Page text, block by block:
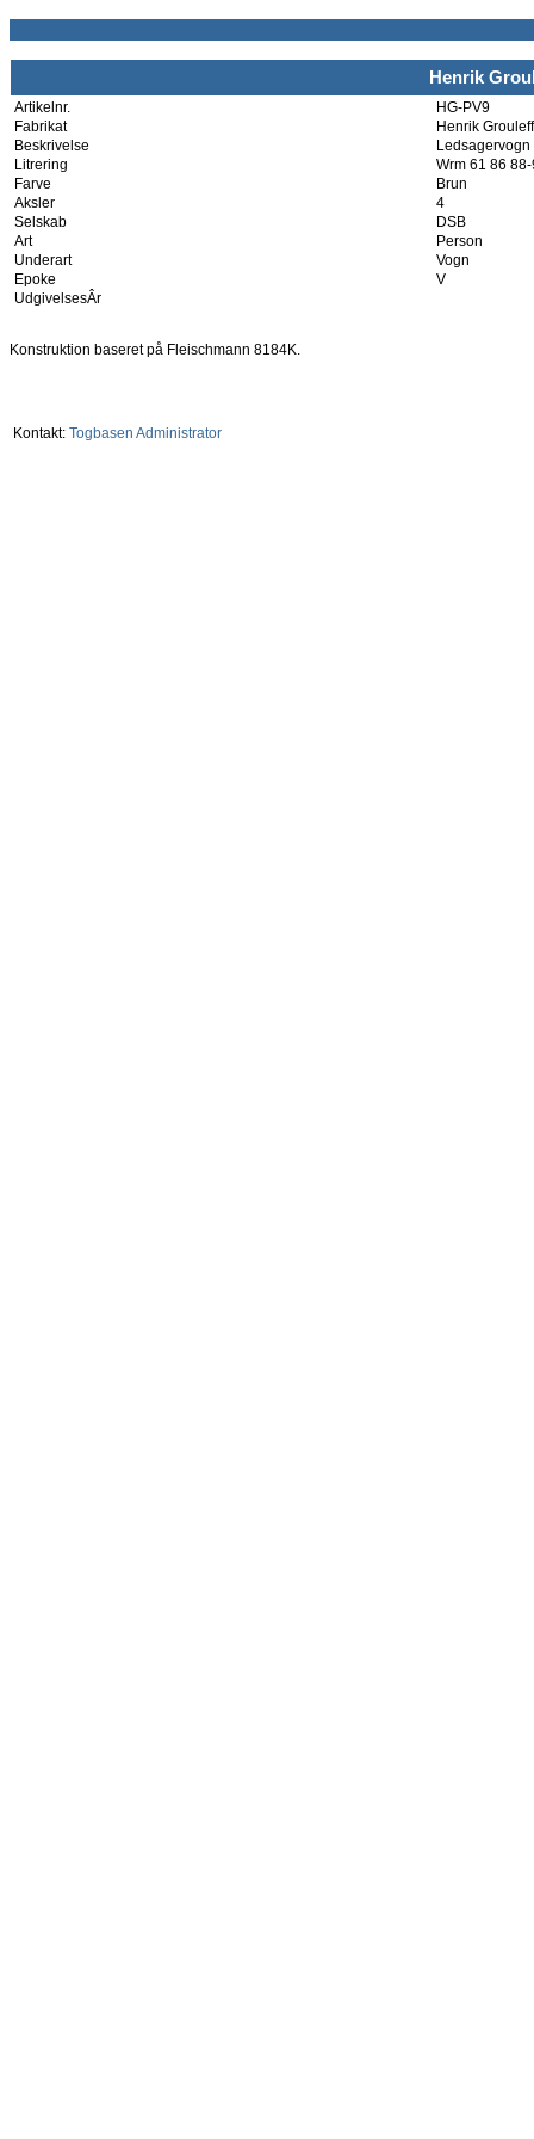
Henrik
Artikelnr.
HG-PV9
Fabrikat
Henrik Grouleff
Beskrivelse
Ledsagervogn
Litrering
Wrm 61 86
Farve
Brun
Aksler
4
Selskab
DSB
Art
Person
Underart
Vogn
Epoke
V
UdgivelsesÂr
Konstruktion baseret på Fleischmann 8184K.
Kontakt: Togbasen Administrator